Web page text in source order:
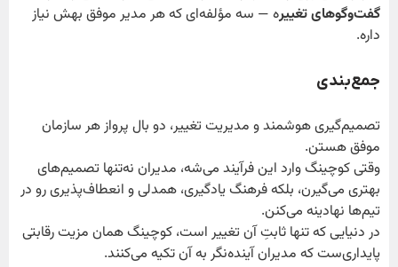
گفت‌وگوهای تغییره — سه مؤلفه‌ای که هر مدیر موفق بهش نیاز
داره.
جمع‌بندی
تصمیم‌گیری هوشمند و مدیریت تغییر، دو بال پرواز هر سازمان
موفق هستن.
وقتی کوچینگ وارد این فرآیند می‌شه، مدیران نه‌تنها تصمیم‌های
بهتری می‌گیرن، بلکه فرهنگ یادگیری، همدلی و انعطاف‌پذیری رو در
تیم‌ها نهادینه می‌کنن.
در دنیایی که تنها ثابتِ آن تغییر است، کوچینگ همان مزیت رقابتی
پایداری‌ست که مدیران آینده‌نگر به آن تکیه می‌کنند.